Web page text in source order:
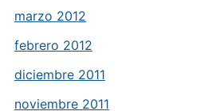
marzo 2012
febrero 2012
diciembre 2011
noviembre 2011